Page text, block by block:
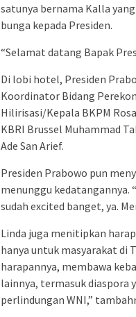
satunya bernama Kalla
bunga kepada Presiden.
“Selamat datang Bapak
Di lobi hotel, Presiden
Koordinator Bidang
Hilirisasi/Kepala BKPM
KBRI Brussel Muhammad
Ade San Arief.
Presiden Prabowo pun
menunggu kedatangannya.
sudah excited banget, ya.
Linda juga menitipkan
hanya untuk masyarakat di
harapannya, membawa
lainnya, termasuk diaspora
perlindungan WNI,”